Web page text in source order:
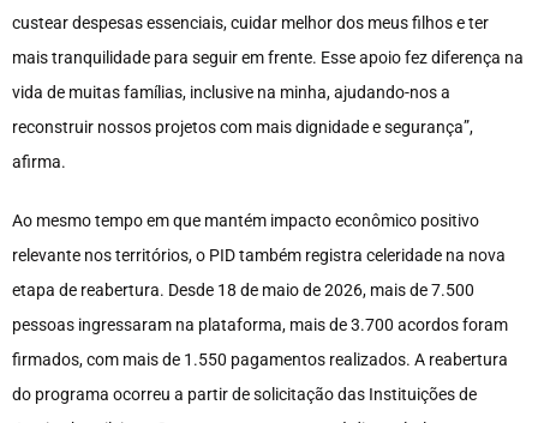
custear despesas essenciais, cuidar melhor dos meus filhos e ter
mais tranquilidade para seguir em frente. Esse apoio fez diferença na
vida de muitas famílias, inclusive na minha, ajudando-nos a
reconstruir nossos projetos com mais dignidade e segurança”,
afirma.
Ao mesmo tempo em que mantém impacto econômico positivo
relevante nos territórios, o PID também registra celeridade na nova
etapa de reabertura. Desde 18 de maio de 2026, mais de 7.500
pessoas ingressaram na plataforma, mais de 3.700 acordos foram
firmados, com mais de 1.550 pagamentos realizados. A reabertura
do programa ocorreu a partir de solicitação das Instituições de